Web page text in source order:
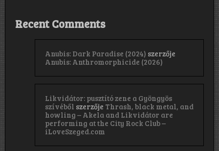
Recent Comments
Anubis: Dark Paradise (2024) szerzője
Anubis: Anthromorphicide (2026)
Likvidátor: pusztító zene a Gyöngyös
szívéből szerzője Thrash, black metal, and
howling – Akela and Likvidátor are
performing at the City Rock Club –
iLoveSzeged.com